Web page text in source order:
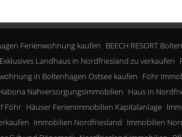
Ferienwohnung kaufen BEECH RESORT
Exklusives Landhaus in Nordfriesland zu verkaufen
in Boltenhagen Ostsee kaufen Föhr
Nahversorgungsimmobilien Haus in
Föhr Häuser Ferienimmobilien Kapitalanlage
Immobilien Nordfriesland Immobilien